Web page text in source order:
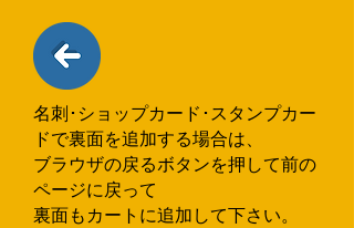
名刺･ショップカード･スタンプカー
ドで​裏面を追加する場合は、
ブラウザの戻るボタンを押して前の
ページに戻って
裏面もカートに追加して下さい。